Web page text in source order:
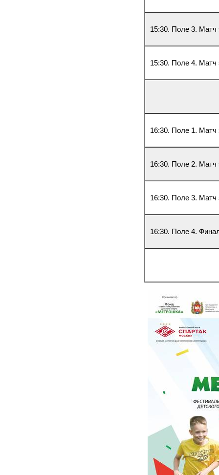
15:30. Поле 3. Матч
15:30. Поле 4. Матч
16:30. Поле 1. Матч
16:30. Поле 2. Матч
16:30. Поле 3. Матч
16:30. Поле 4.